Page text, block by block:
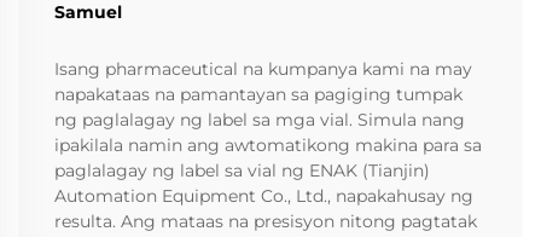
Samuel
Isang pharmaceutical na kumpanya kami na may
napakataas na pamantayan sa pagiging tumpak
ng paglalagay ng label sa mga vial. Simula nang
ipakilala namin ang awtomatikong makina para sa
paglalagay ng label sa vial ng ENAK (Tianjin)
Automation Equipment Co., Ltd., napakahusay ng
resulta. Ang mataas na presisyon nitong pagtatak